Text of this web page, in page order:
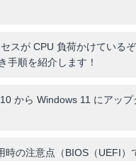
スが CPU 負荷かけている
手順を紹介します！
から Windows 11 にアップ
時の注意点（BIOS（UEFI）